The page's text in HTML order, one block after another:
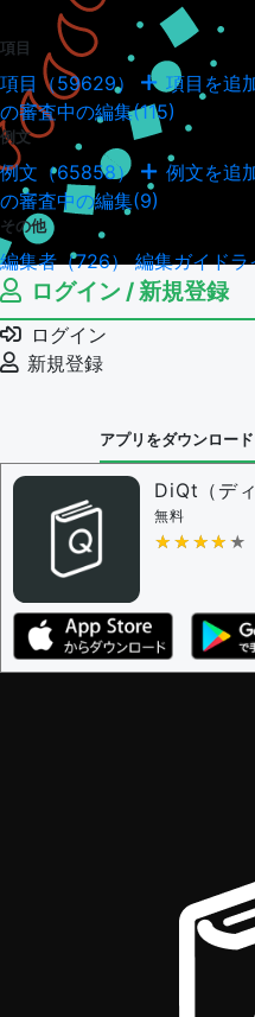
項目
項目（59629） 項目を追
の審査中の編集(115)
例文
例文（65858） 例文を追
の審査中の編集(9)
その他
編集者（726）編集ガイド
ログイン / 新規登録
ログイン
新規登録
アプリをダウンロード
DiQt（ディ
無料
★★★★★
★★★★★